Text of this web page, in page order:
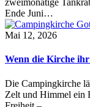
zweimonatige
Ende Juni…
Mai 12, 2026
Wenn die Kirche
Die Campingkirche
Zelt und Himmel ein